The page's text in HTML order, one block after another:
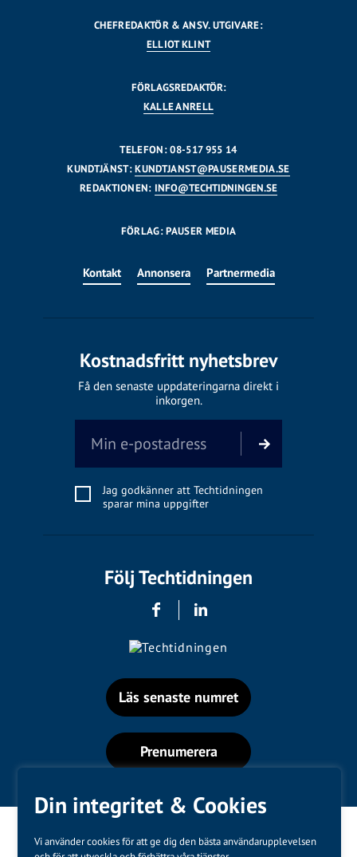
Din integritet & Cookies
Vi använder cookies för att ge dig den bästa användarupplevelsen
CHEFREDAKTÖR & ANSV. UTGIVARE:
ELLIOT KLINT
FÖRLAGSREDAKTÖR:
KALLE ANRELL
TELEFON: 08-517 955 14
KUNDTJÄNST:KUNDTJANST@PAUSERMEDIA.SE
REDAKTIONEN: INFO@TECHTIDNINGEN.SE
FÖRLAG: PAUSER MEDIA
Kontakt Annonsera Partnermedia
Kostnadsfritt nyhetsbrev
Få den senaste uppdateringarna direkt i
inkorgen.
Jag godkänner att Techtidningen
sparar mina uppgifter
Följ Techtidningen
Läs senaste numret
Prenumerera